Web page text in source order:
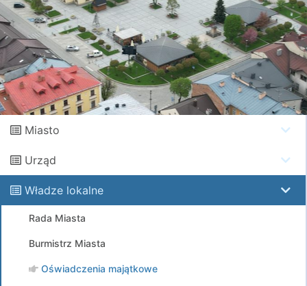
Miasto
Urząd
Władze lokalne
Rada Miasta
Burmistrz Miasta
Oświadczenia majątkowe